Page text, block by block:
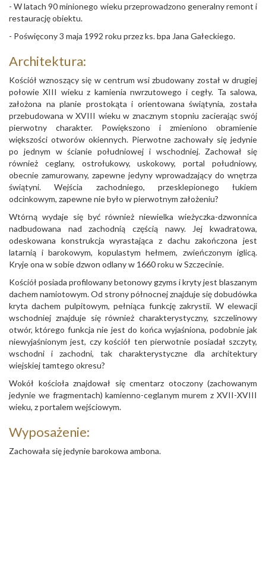
- W latach 90 minionego wieku przeprowadzono generalny remont i
restaurację obiektu.
- Poświęcony 3 maja 1992 roku przez ks. bpa Jana Gałeckiego.
Architektura:
Kościół wznoszący się w centrum wsi zbudowany został w drugiej
połowie XIII wieku z kamienia nwrzutowego i cegły. Ta salowa,
założona na planie prostokąta i orientowana świątynia, została
przebudowana w XVIII wieku w znacznym stopniu zacierając swój
pierwotny charakter. Powiększono i zmieniono obramienie
większości otworów okiennych. Pierwotne zachowały się jedynie
po jednym w ścianie południowej i wschodniej. Zachował się
również ceglany, ostrołukowy, uskokowy, portal południowy,
obecnie zamurowany, zapewne jedyny wprowadzający do wnętrza
świątyni. Wejścia zachodniego, przesklepionego łukiem
odcinkowym, zapewne nie było w pierwotnym założeniu?
Wtórną wydaje się być również niewielka wieżyczka-dzwonnica
nadbudowana nad zachodnią częścią nawy. Jej kwadratowa,
odeskowana konstrukcja wyrastająca z dachu zakończona jest
latarnią i barokowym, kopulastym hełmem, zwieńczonym iglicą.
Kryje ona w sobie dzwon odlany w 1660 roku w Szczecinie.
Kościół posiada profilowany betonowy gzyms i kryty jest blaszanym
dachem namiotowym. Od strony północnej znajduje się dobudówka
kryta dachem pulpitowym, pełniąca funkcję zakrystii. W elewacji
wschodniej znajduje się również charakterystyczny, szczelinowy
otwór, którego funkcja nie jest do końca wyjaśniona, podobnie jak
niewyjaśnionym jest, czy kościół ten pierwotnie posiadał szczyty,
wschodni i zachodni, tak charakterystyczne dla architektury
wiejskiej tamtego okresu?
Wokół kościoła znajdował się cmentarz otoczony (zachowanym
jedynie we fragmentach) kamienno-ceglanym murem z XVII-XVIII
wieku, z portalem wejściowym.
Wyposażenie:
Zachowała się jedynie barokowa ambona.